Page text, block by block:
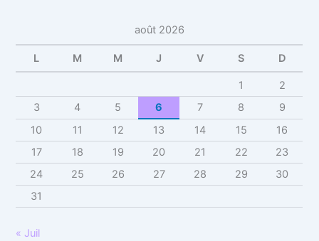
août 2026
L M M J V S D
1
2
3
4 5 6 7 8
9
10
11 12 13 14 15
16
17
18 19 20 21 22
23
24
25 26 27 28 29
30
31
« Juil